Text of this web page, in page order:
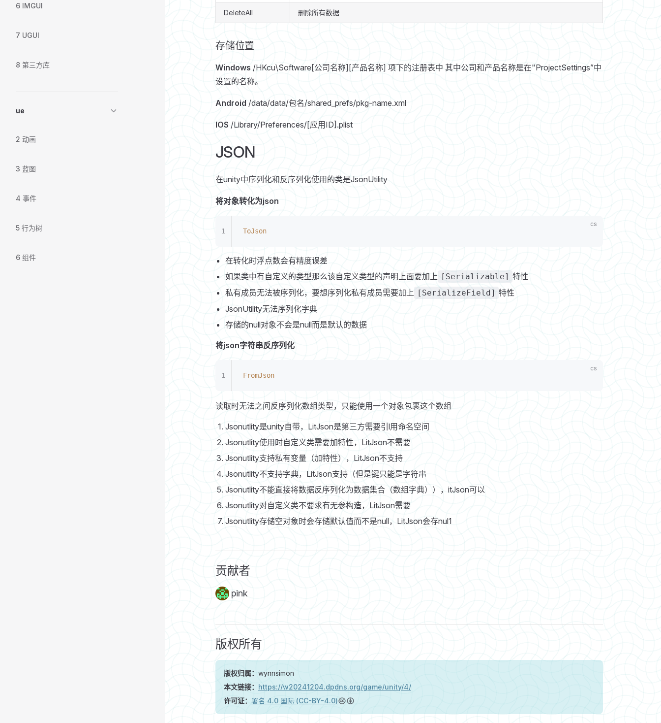
6 IMGUI
7 UGUI
8 第三方库
ue
2 动画
3 蓝图
4 事件
5 行为树
6 组件
DeleteAll 删除所有数据
存储位置
Windows /HKcu\Software[公司名称][产品名称] 项下的注册表中 其中公司和产品名称是在"ProjectSettings”中
设置的名称。
Android /data/data/包名/shared_prefs/pkg-name.xml
IOS /Library/Preferences/[应用ID].plist
JSON
在unity中序列化和反序列化使用的类是JsonUtility
将对象转化为json
ToJson
在转化时浮点数会有精度误差
如果类中有自定义的类型那么该自定义类型的声明上面要加上 [Serializable] 特性
私有成员无法被序列化，要想序列化私有成员需要加上 [SerializeField] 特性
JsonUtility无法序列化字典
存储的null对象不会是null而是默认的数据
将json字符串反序列化
FromJson
读取时无法之间反序列化数组类型，只能使用一个对象包裹这个数组
Jsonutlity是unity自带，LitJson是第三方需要引l用命名空间
Jsonutlity使用时自定义类需要加特性，LitJson不需要
Jsonutlity支持私有变量（加特性），LitJson不支持
Jsonutlity不支持字典，LitJson支持（但是键只能是字符串
Jsonutlity不能直接将数据反序列化为数据集合（数组字典）），itJson可以
Jsonutlity对自定义类不要求有无参构造，LitJson需要
Jsonutlity存储空对象时会存储默认值而不是null，LitJson会存nul1
贡献者
pink
版权所有
版权归属： wynnsimon
本文链接： https://w20241204.dpdns.org/game/unity/4/
许可证： 署名 4.0 国际 (CC-BY-4.0)